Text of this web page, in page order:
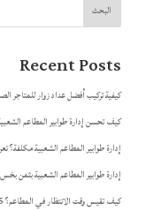
البحث
Recent Posts
كيفية تركيب أفضل عداد زوار للمتاجر
كيف تحسن إدارة طوابير المطاعم الشعبية وترضي
إدارة طوابير المطاعم الشعبية مكلفة؟ تعرف على 3 طرق
إدارة طوابير المطاعم الشعبية بثمن بخس! 3 أدوات مجانية تعمل
كيف تقيس وقت الانتظار في المطاعم؟ 5 خطوات بسيطة للحصول على نتائج دقيقة!